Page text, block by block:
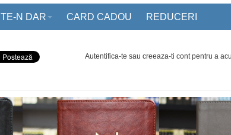
N DAR CARD CADOU REDUCERI
Autentifica-te sau creeaza-ti contpentru a